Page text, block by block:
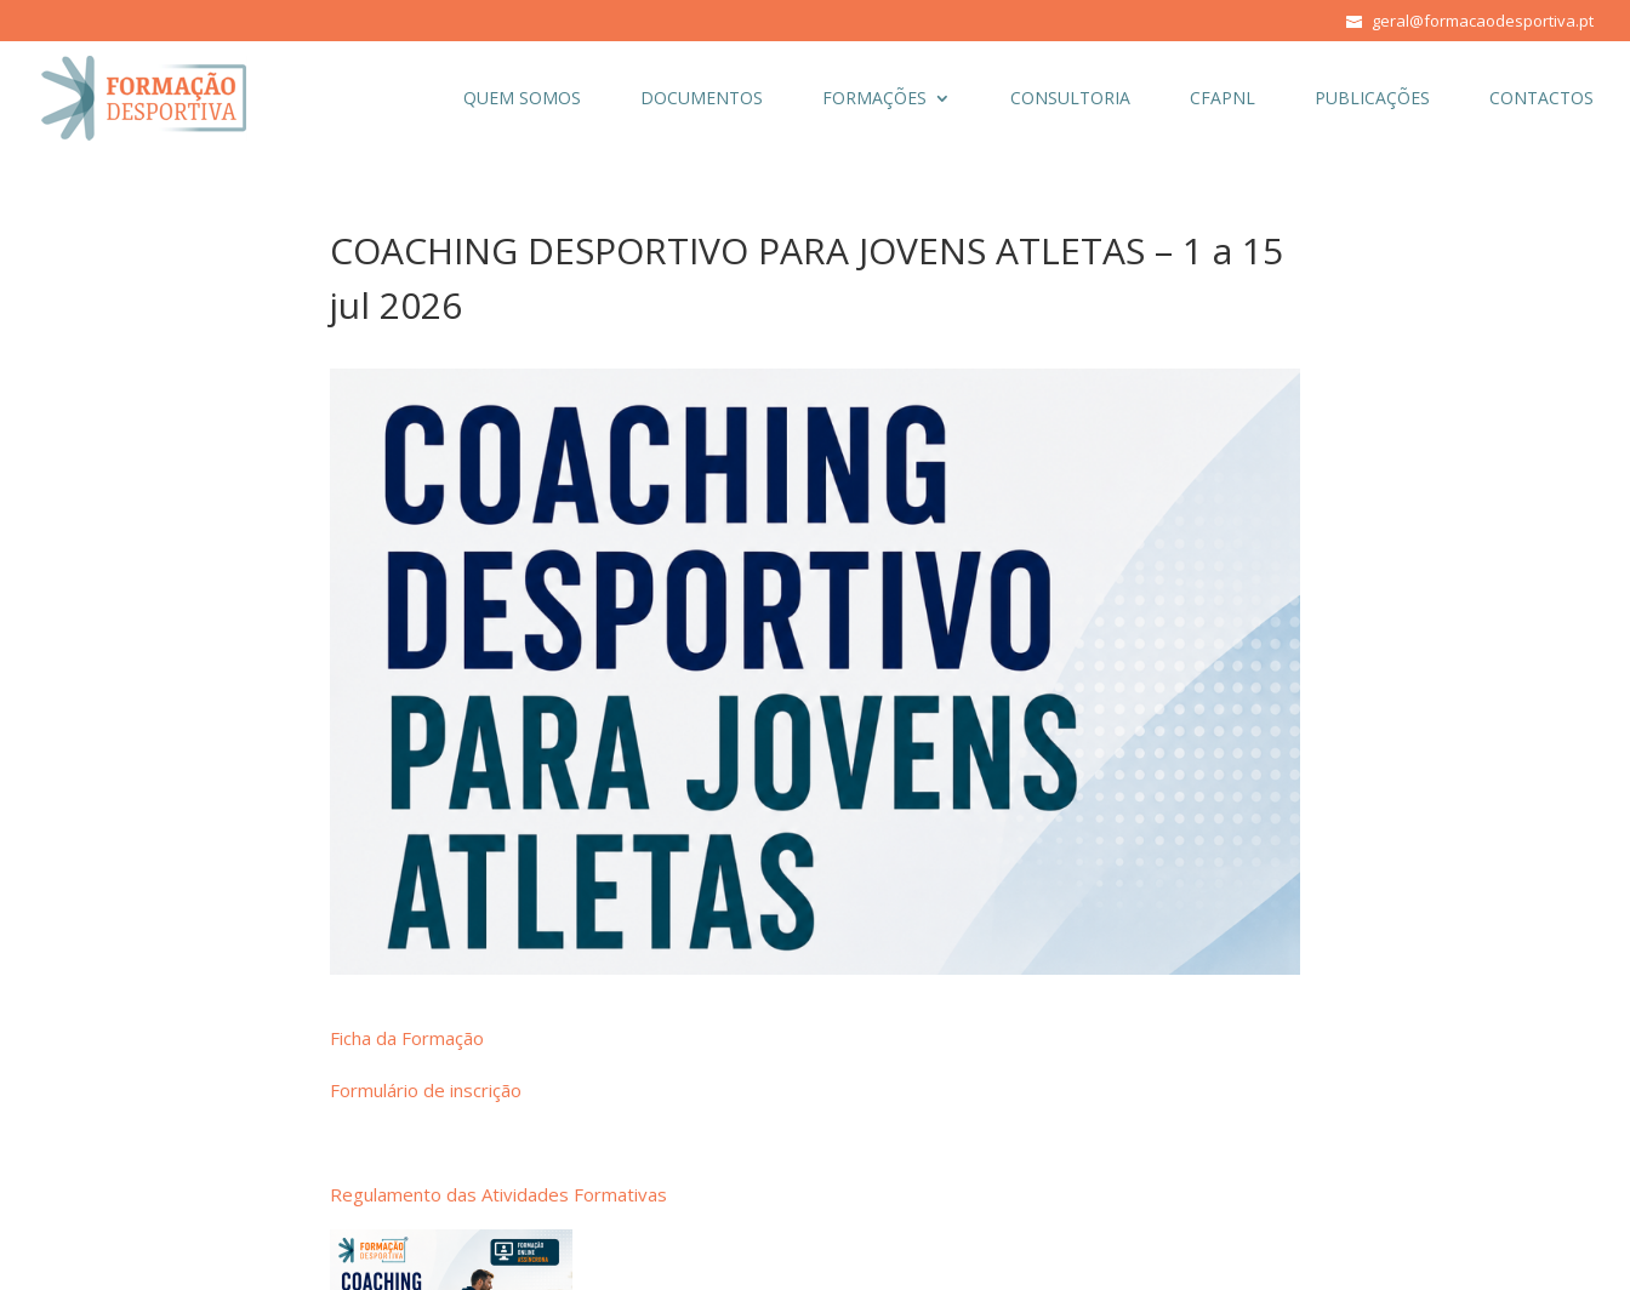
geral@formacaodesportiva.pt
QUEM SOMOS DOCUMENTOS FORMAÇÕES CONSULTORIA CFAPNL PUBLICAÇÕES CONTACTOS
COACHING DESPORTIVO PARA JOVENS ATLETAS – 1 a 15
jul 2026
Ficha da Formação
Formulário de inscrição
Regulamento das Atividades Formativas